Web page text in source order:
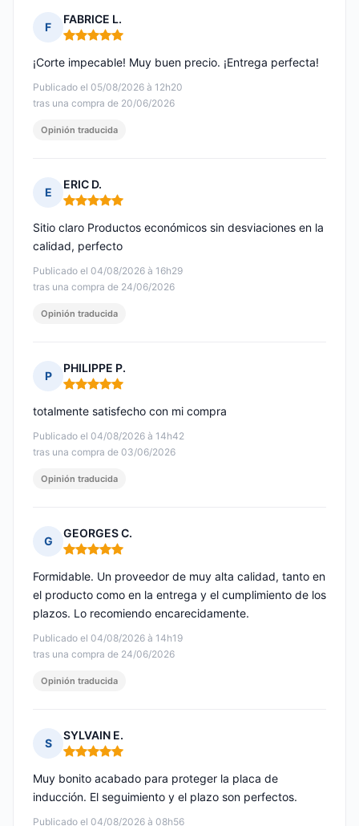
F
FABRICE L.
Nota: 5 de 5
Publicado el 05/08/2026 à 12h20
tras una compra de 20/06/2026
¡Corte impecable! Muy buen precio. ¡Entrega perfecta!
Opinión traducida
E
ERIC D.
Nota: 5 de 5
Publicado el 04/08/2026 à 16h29
tras una compra de 24/06/2026
Sitio claro Productos económicos sin desviaciones en la
calidad, perfecto
Opinión traducida
P
PHILIPPE P.
Nota: 5 de 5
Publicado el 04/08/2026 à 14h42
tras una compra de 03/06/2026
totalmente satisfecho con mi compra
Opinión traducida
G
GEORGES C.
Nota: 5 de 5
Publicado el 04/08/2026 à 14h19
tras una compra de 24/06/2026
Formidable. Un proveedor de muy alta calidad, tanto en
el producto como en la entrega y el cumplimiento de los
plazos. Lo recomiendo encarecidamente.
Opinión traducida
S
SYLVAIN E.
Nota: 5 de 5
Publicado el 04/08/2026 à 08h56
Muy bonito acabado para proteger la placa de
inducción. El seguimiento y el plazo son perfectos.